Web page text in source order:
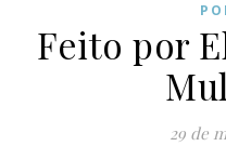
Feito por
29 de